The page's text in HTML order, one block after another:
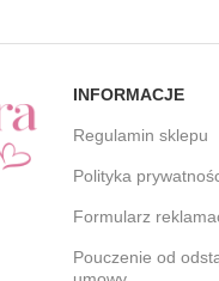
INFORMACJE
Regulamin sklepu
Polityka
Formularz
Pouczenie od